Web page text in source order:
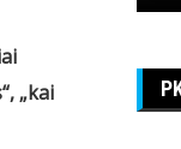
„kai